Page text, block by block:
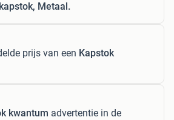
Metaal.
prijs van een Kapstok
kwantum advertentie in de